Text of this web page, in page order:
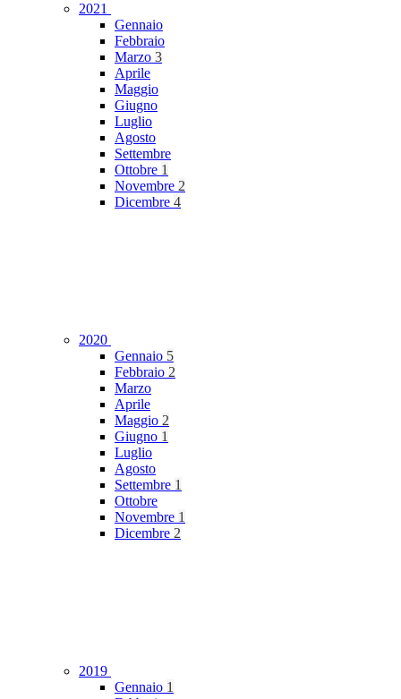
2021
Gennaio
Febbraio
Marzo 3
Aprile
Maggio
Giugno
Luglio
Agosto
Settembre
Ottobre 1
Novembre 2
Dicembre 4
2020
Gennaio 5
Febbraio 2
Marzo
Aprile
Maggio 2
Giugno 1
Luglio
Agosto
Settembre 1
Ottobre
Novembre 1
Dicembre 2
2019
Gennaio 1